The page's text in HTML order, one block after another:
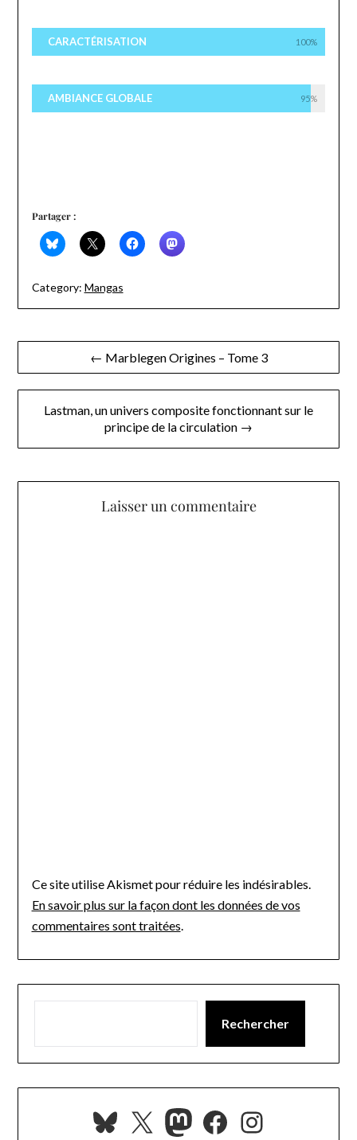
CARACTÉRISATION 100%
AMBIANCE GLOBALE 95%
Partager :
Category: Mangas
Navigation
de
l’article
← Marblegen Origines – Tome 3
Lastman, un univers composite fonctionnant sur le
principe de la circulation →
Laisser un commentaire
Ce site utilise Akismet pour réduire les indésirables.
En savoir plus sur la façon dont les données de vos
commentaires sont traitées.
Rechercher
Bluesky
X Mastodon
Facebook